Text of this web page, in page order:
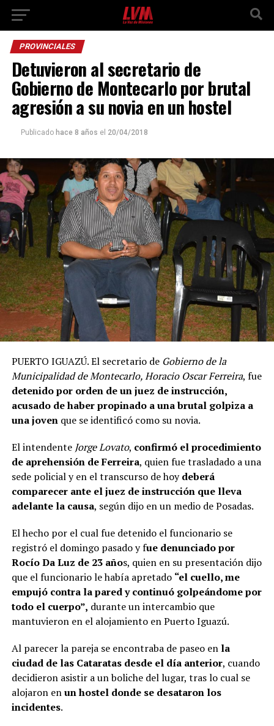
PROVINCIALES
Detuvieron al secretario de
Gobierno de Montecarlo por brutal
agresión a su novia en un hostel
Publicado hace 8 años el 20/04/2018
PUERTO IGUAZÚ. El secretario de Gobierno de la
Municipalidad de Montecarlo, Horacio Oscar Ferreira, fue
detenido por orden de un juez de instrucción,
acusado de haber propinado a una brutal golpiza a
una jovenque se identificó como su novia.
El intendente Jorge Lovato, confirmó el procedimiento
de aprehensión de Ferreira, quien fue trasladado a una
sede policial y en el transcurso de hoydeberá
comparecer ante el juez de instrucción que lleva
adelante la causa, según dijo en un medio de Posadas.
El hecho por el cual fue detenido el funcionario se
registró el domingo pasado y fue denunciado por
Rocío Da Luz de 23 años, quien en su presentación dijo
que el funcionario le había apretado “el cuello, me
empujó contra la pared y continuó golpeándome por
todo el cuerpo”, durante un intercambio que
mantuvieron en el alojamiento en Puerto Iguazú.
Al parecer la pareja se encontraba de paseo en la
ciudad de las Cataratas desde el día anterior, cuando
decidieron asistir a un boliche del lugar, tras lo cual se
alojaron enun hostel donde se desataron los
incidentes.